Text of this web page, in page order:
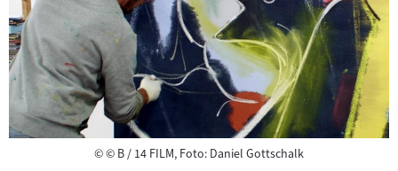
©Copyright
© B / 14 FILM, Foto: Daniel Gottschalk